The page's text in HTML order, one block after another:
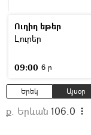
Ուղիղ եթեր
Լուրեր
09:00 6 ր
Երեկ Այսօր
ք. Երևան 106.0